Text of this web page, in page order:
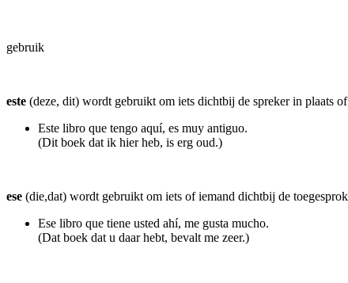
gebruik
este (deze, dit) wordt gebruikt om iets dichtbij de spreker in plaats
Este libro que tengo aquí, es muy antiguo.
(Dit boek dat ik hier heb, is erg oud.)
ese (die,dat) wordt gebruikt om iets of iemand dichtbij de
Ese libro que tiene usted ahí, me gusta mucho.
(Dat boek dat u daar hebt, bevalt me zeer.)